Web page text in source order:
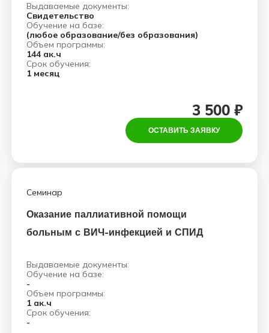
Выдаваемые документы:
Свидетельство
Обучение на базе:
(любое образование/без образования)
Объем программы:
144 ак.ч
Срок обучения:
1 месяц
3 500 ₽
ОСТАВИТЬ ЗАЯВКУ
Семинар
Оказание паллиативной помощи
больным с ВИЧ-инфекцией и СПИД
Выдаваемые документы:
Обучение на базе:
-
Объем программы:
1 ак.ч
Срок обучения:
-